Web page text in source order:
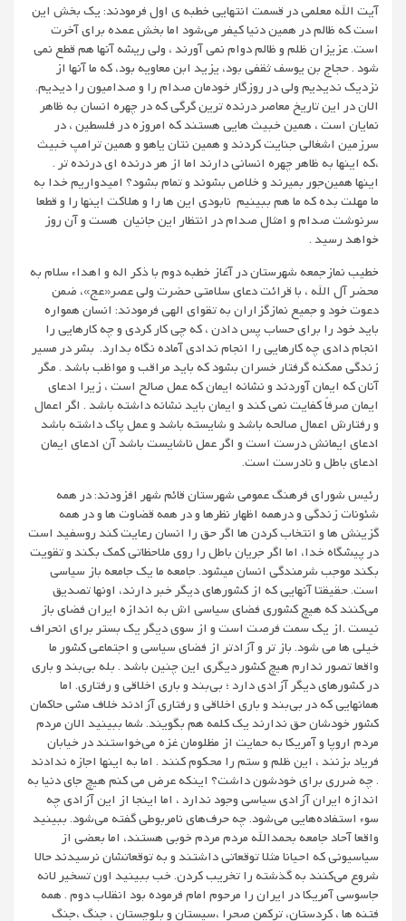
آیت الله معلمی در قسمت انتهایی خطبه ی اول فرمودند: یک بخش این
است که ظالم در همین دنیا کیفر می‌شود اما بخش عمده برای آخرت
است. عزیزان ظلم و ظالم دوام نمی آورند ، ولی ریشه آنها هم قطع نمی
شود . حجاج بن یوسف ثقفی بود، یزید ابن معاویه بود، که ما آنها از
نزدیک ندیدیم ولی در روزگار خودمان صدام را و صدامیون را دیدیم.
الان در این تاریخ معاصر درنده ترین گرگی که در چهره انسان به ظاهر
نمایان است ، همین خبیث هایی هستند که امروزه در فلسطین ، در
سرزمین اشغالی جنایت کردند و همین نتان یاهو و همین ترامپ خبیث
،که اینها به ظاهر چهره انسانی دارند اما از هر درنده ای درنده تر .
اینها همین‌جور بمیرند و خلاص بشوند و تمام بشود؟ امیدواریم خدا به
ما مهلت بده که ما هم ببینیم نابودی این ها را و هلاکت اینها را و قطعا
سرنوشت صدام و امثال صدام در انتظار این جانیان هست و آن روز
خواهد رسید .
خطیب نمازجمعه شهرستان در آغاز خطبه دوم با ذکر اله و اهداء سلام به
محضر آل الله ، با قرائت دعای سلامتی حضرت ولی عصر«عج»، ضمن
دعوت خود و جمیع نمازگزاران به تقوای الهی فرمودند: انسان همواره
باید خود را برای حساب پس دادن ، که چی کار کردی و چه کارهایی را
انجام دادی چه کارهایی را انجام ندادی آماده نگاه بدارد. بشر در مسیر
زندگی ممکنه گرفتار خسران بشود که باید مراقب و مواظب باشد . مگر
آنان که ایمان آوردند و نشانه ایمان که عمل صالح است ، زیرا ادعای
ایمان صرفاً کفایت نمی کند و ایمان باید نشانه داشته باشد . اگر اعمال
و رفتارش اعمال صالحه باشد و شایسته باشد و عمل پاک داشته باشد
ادعای ایمانش درست است و اگر عمل ناشایست باشد آن ادعای ایمان
ادعای باطل و نادرست است.
رئیس شورای فرهنگ عمومی شهرستان قائم شهر افزودند: در همه
شئونات زندگی و درهمه اظهار نظرها و در همه قضاوت ها و در همه
گزینش ها و انتخاب کردن ها اگر حق را انسان رعایت کند روسفید است
در پیشگاه خدا، اما اگر جریان باطل را روی ملا‌حظاتی کمک بکند و تقویت
بکند موجب شرمندگی انسان میشود. جامعه ما یک جامعه باز سیاسی
است. حقیقتا آنهایی که از کشورهای دیگر خبر دارند، اونها تصدیق
می‌کنند که هیچ کشوری فضای سیاسی اش به اندازه ایران فضای باز
نیست .از یک سمت فرصت است و از سوی دیگر یک بستر برای انحراف
خیلی ها می شود. باز تر و آزادتر از فضای سیاسی و اجتماعی کشور ما
واقعا تصور ندارم هیچ کشور دیگری این چنین باشد . بله بی‌بند و باری
در کشورهای دیگر آزادی دارد ؛ بی‌بند و باری اخلاقی و رفتاری. اما
همانهایی که در بی‌بند و باری اخلاقی و رفتاری آزادند خلاف مشی حاکمان
کشور خودشان حق ندارند یک کلمه هم بگویند. شما ببینید الان مردم
مردم اروپا و آمریکا به حمایت از مظلومان غزه می‌خواستند در خیابان
فریاد بزنند ، این ظلم و ستم را محکوم کنند . اما به اینها اجازه ندادند
. چه ضرری برای خودشون داشت؟ اینکه عرض می کنم هیچ جای دنیا به
اندازه ایران آزادی سیاسی وجود ندارد ، اما اینجا از این آزادی چه
سوء استفاده‌هایی می‌شود. چه حرف‌های نامربوطی گفته می‌شود. ببینید
واقعا آحاد جامعه بحمدالله مردم مردم خوبی هستند، اما بعضی از
سیاسیونی که احیانا مثلا توقعاتی داشتند و به توقعاتشان نرسیدند حالا
شروع می‌کنند به گذشته را تخریب کردن. خب ببینید اون تسخیر لانه
جاسوسی آمریکا در ایران را مرحوم امام فرموده بود انقلاب دوم . همه
فتنه ها ، کردستان، ترکمن صحرا ،سیستان و بلوچستان ، جنگ ،جنگ